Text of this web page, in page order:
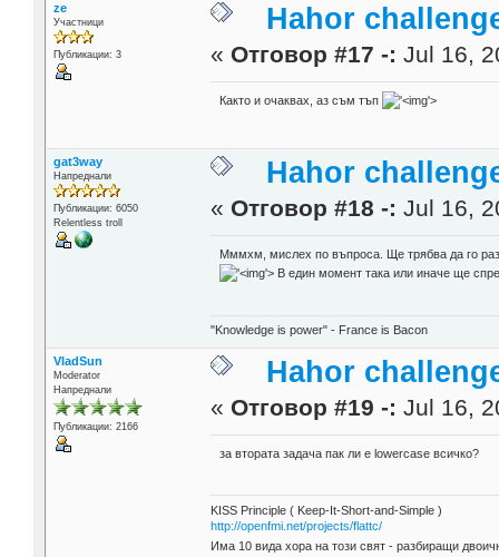
ze
Участници
Публикации: 3
Hahor
« Отговор #17 -: Jul 16,
Както и очаквах, аз съм тъп '>
gat3way
Напреднали
Публикации: 6050
Relentless troll
Hahor
« Отговор #18 -: Jul 16,
Мммхм, мислех по въпроса. Ще трябва да го
'> В един момент така или иначе ще
"Knowledge is power" - France is Bacon
VladSun
Moderator
Напреднали
Публикации: 2166
Hahor
« Отговор #19 -: Jul 16,
за втората задача пак ли е lowercase всичко?
KISS Principle ( Keep-It-Short-and-Simple )
http://openfmi.net/projects/flattc/
Има 10 вида хора на този свят - разбиращи